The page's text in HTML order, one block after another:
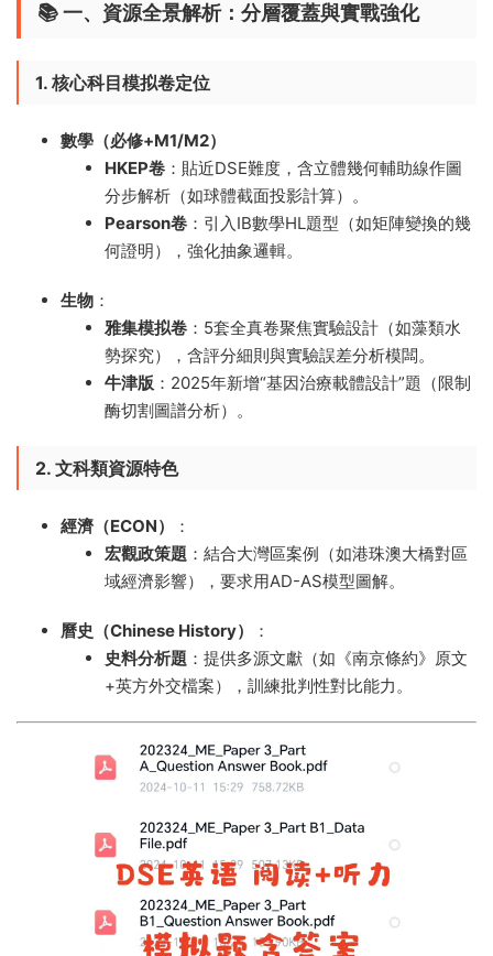
📚 ​一、資源全景解析：分層覆蓋與實戰強化
1. 核心科目模拟卷定位
數學（必修+M1/M2）​
HKEP卷 ​：貼近DSE難度，含立體幾何輔助線作圖
分步解析（如球體截面投影計算）。
Pearson卷 ​：引入IB數學HL題型（如矩陣變換的幾
何證明），強化抽象邏輯。
生物 ​：
雅集模拟卷 ​：5套全真卷聚焦實驗設計（如藻類水
勢探究），含評分細則與實驗誤差分析模闆。
牛津版 ​：2025年新增“基因治療載體設計”題（限制
酶切割圖譜分析）。
2. 文科類資源特色
經濟（ECON）​
​：
宏觀政策題 ​：結合大灣區案例（如港珠澳大橋對區
域經濟影響），要求用AD-AS模型圖解。
曆史（Chinese History）​
​：
史料分析題 ​：提供多源文獻（如《南京條約》原文
+英方外交檔案），訓練批判性對比能力。